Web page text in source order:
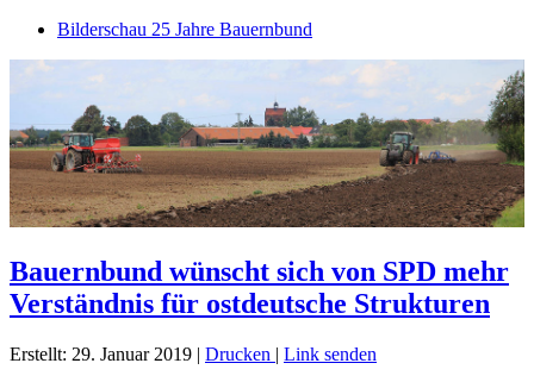
Bilderschau 25 Jahre Bauernbund
Bauernbund wünscht sich von SPD mehr
Verständnis für ostdeutsche Strukturen
Erstellt: 29. Januar 2019 | Drucken | Link senden